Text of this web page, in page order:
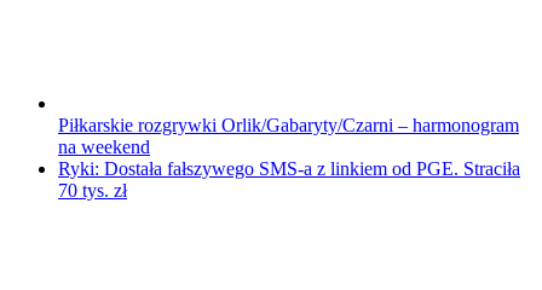
Piłkarskie rozgrywki Orlik/Gabaryty/Czarni – harmonogram
na weekend
Ryki: Dostała fałszywego SMS-a z linkiem od PGE. Straciła
70 tys. zł